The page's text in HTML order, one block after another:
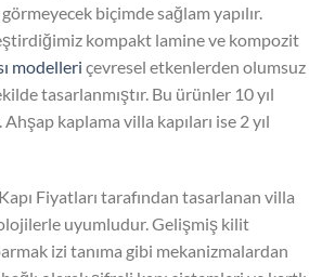
biçimde sağlam yapılır.
kompakt lamine ve kompozit
modelleri çevresel etkenlerden olumsuz
tasarlanmıştır. Bu ürünler 10 yıl
kaplama villa kapıları ise 2 yıl
Fiyatları tarafından tasarlanan villa
uyumludur. Gelişmiş kilit
izi tanıma gibi mekanizmalardan